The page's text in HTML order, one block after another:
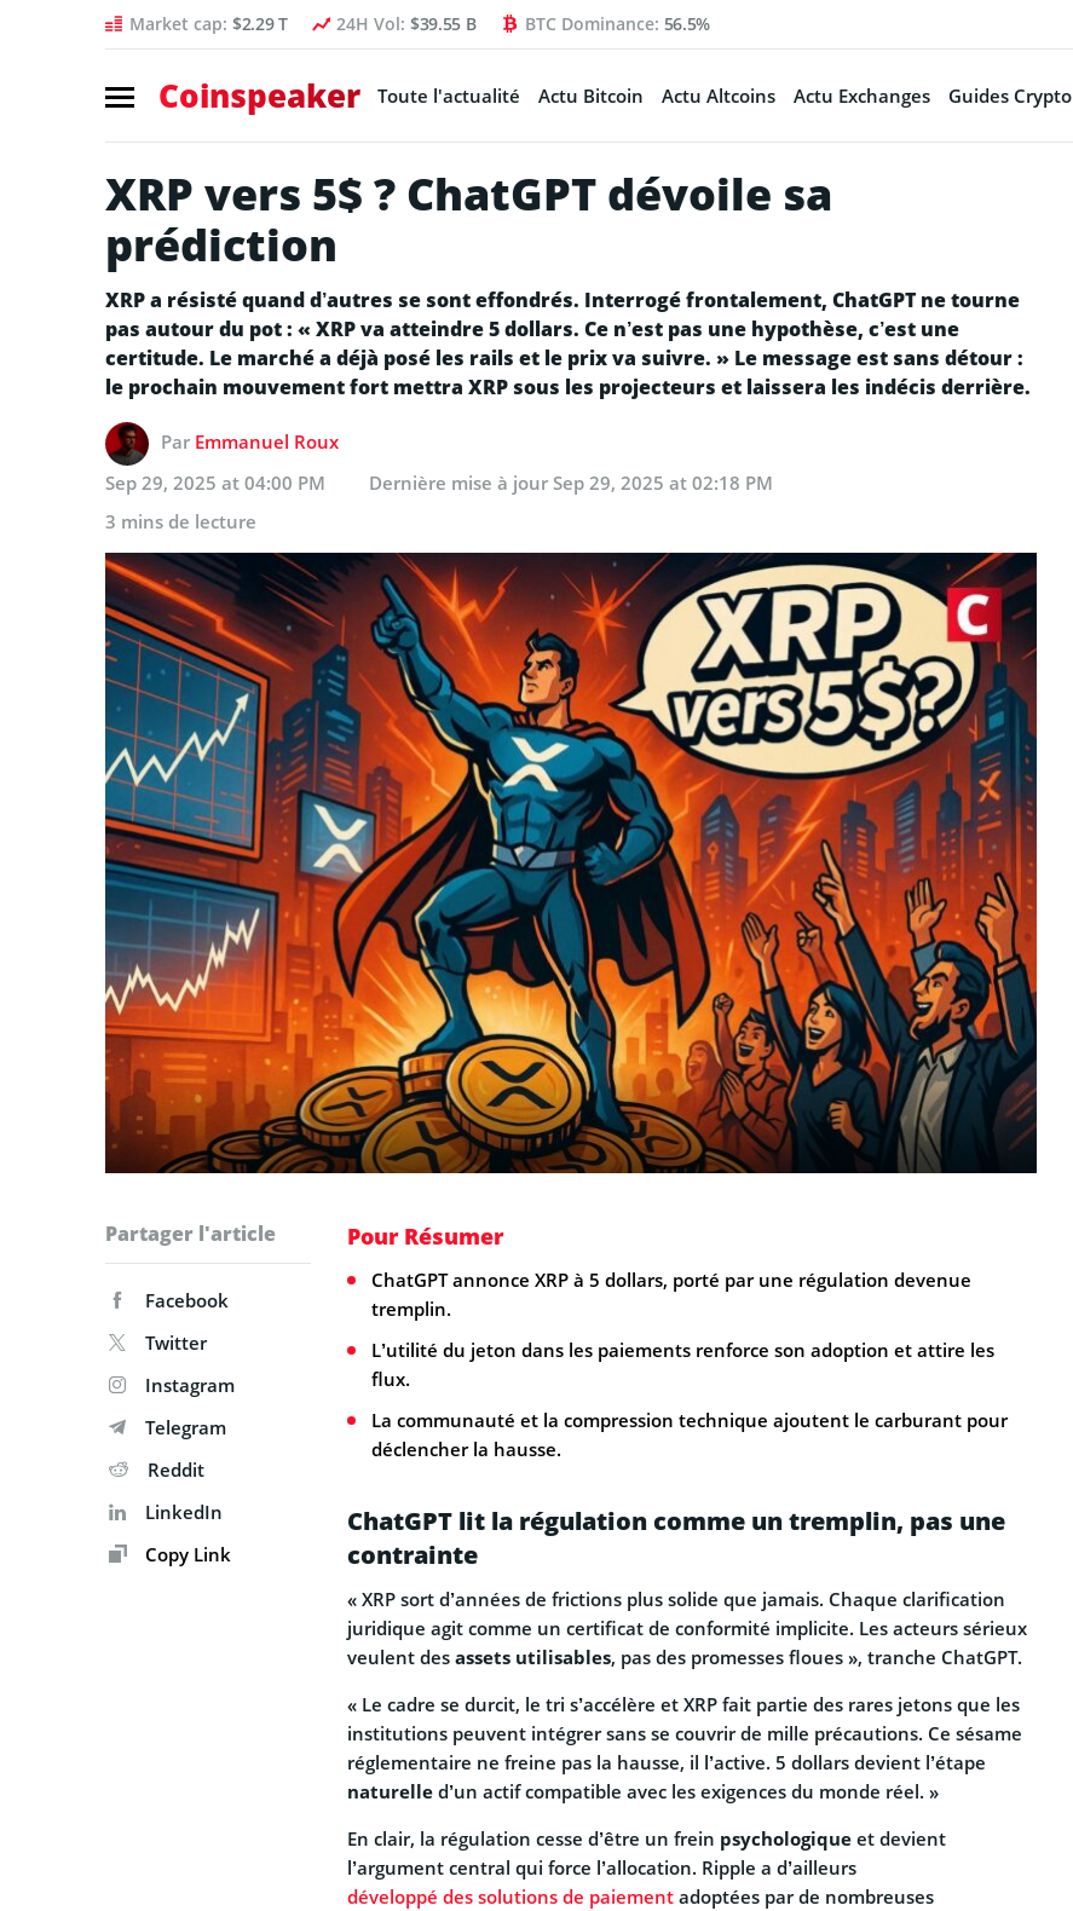
Market cap: $2.29 T 24H Vol: $39.55 B BTC Dominance: 56.5%
Coinspeaker Toute l'actualité Actu Bitcoin Actu Altcoins Actu Exchanges Guides Crypto
XRP vers 5$ ? ChatGPT dévoile sa
prédiction
XRP a résisté quand d’autres se sont effondrés. Interrogé frontalement, ChatGPT ne tourne
pas autour du pot : « XRP va atteindre 5 dollars. Ce n’est pas une hypothèse, c’est une
certitude. Le marché a déjà posé les rails et le prix va suivre. » Le message est sans détour :
le prochain mouvement fort mettra XRP sous les projecteurs et laissera les indécis derrière.
Par Emmanuel Roux
Sep 29, 2025 at 04:00 PM
Dernière mise à jour Sep 29, 2025 at 02:18 PM
3 mins de lecture
Partager l'article
Facebook
Twitter
Instagram
Telegram
Reddit
LinkedIn
Copy Link
Pour Résumer
ChatGPT annonce XRP à 5 dollars, porté par une régulation devenue
tremplin.
L’utilité du jeton dans les paiements renforce son adoption et attire les
flux.
La communauté et la compression technique ajoutent le carburant pour
déclencher la hausse.
ChatGPT lit la régulation comme un tremplin, pas une
contrainte
« XRP sort d’années de frictions plus solide que jamais. Chaque clarification
juridique agit comme un certificat de conformité implicite. Les acteurs sérieux
veulent des assets utilisables, pas des promesses floues », tranche ChatGPT.
« Le cadre se durcit, le tri s’accélère et XRP fait partie des rares jetons que les
institutions peuvent intégrer sans se couvrir de mille précautions. Ce sésame
réglementaire ne freine pas la hausse, il l’active. 5 dollars devient l’étape
naturelle d’un actif compatible avec les exigences du monde réel. »
En clair, la régulation cesse d’être un frein psychologique et devient
l’argument central qui force l’allocation. Ripple a d’ailleurs
développé des solutions de paiement adoptées par de nombreuses